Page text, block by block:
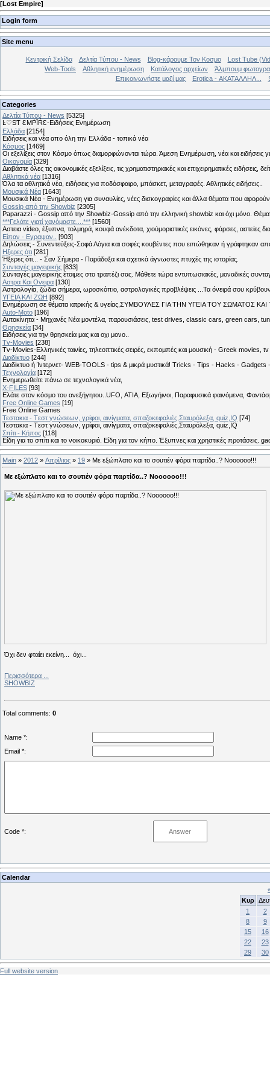
[Lost Empire]
Login form
Site menu
Κεντρική Σελίδα Δελτία Τύπου - News Blog-κάρουμε Τον Κοσμο
Lost Tube
Web-Tools
Αθλητική ενημέρωση Κατάλογος αρχείων
Άλμπουμ
Επικοινωνήστε μαζί μας
Erotica - ΑΚΑΤΑΛΛΗΛ...
Categories
Δελτία Τύπου - News [5325]
Ŀ♡SƬ ƐMṖĪŔƐ-Ειδήσεις Ενημέρωση
Ελλάδα [2154]
Ειδήσεις και νέα απο όλη την Ελλάδα - τοπικά νέα
Κόσμος [1469]
Οι εξελίξεις στον Κόσμο όπως διαμορφώνονται τώρα. Άμεση Ενημέρωση, νέα και
Οικονομία [329]
Διαβάστε όλες τις οικονομικές εξελίξεις, τις χρηματιστηριακές και επιχειρηματικές ειδήσεις,
Αθλητικά νέα [1316]
Όλα τα αθλητικά νέα, ειδήσεις για ποδόσφαιρο, μπάσκετ, μεταγραφές. Αθλητικές ειδήσεις..
Μουσικά Νέα [1643]
Μουσικά Νέα - Ενημέρωση για συναυλίες, νέες δισκογραφίες και άλλα θέματα που
Gossip από την Showbiz [2305]
Paparazzi - Gossip από την Showbiz-Gossip από την ελληνική showbiz και όχι μόνο.
***Γελάτε γιατί χανόμαστε....*** [1560]
Αστεια video, έξυπνα, τολμηρά, κουφά ανέκδοτα, χιούμοριστικές εικόνες, φάρσες, αστείες
Είπαν - Εγραψαν..
[903]
Δηλώσεις - Συνεντεύξεις-Σοφά Λόγια και σοφές κουβέντες που ειπώθηκαν ή
Hξερες ότι [281]
Ήξερες ότι... - Σαν Σήμερα - Παράδοξα και σχετικά άγνωστες πτυχές της ιστορίας.
Συνταγές μαγειρικής [833]
Συνταγές μαγειρικής έτοιμες στο τραπέζι σας. Μάθετε τώρα εντυπωσιακές, μοναδικές
Αστρα Και Ονειρα [130]
Αστρολογία, ζώδια σήμερα, ωροσκόπιο, αστρολογικές προβλέψεις ...Τα όνειρά σου
ΥΓΕΙΑ ΚΑΙ ΖΩΗ [892]
Eνημέρωση σε θέματα ιατρικής & υγείας,ΣΥΜΒΟΥΛΕΣ ΓΙΑ ΤΗΝ ΥΓΕΙΑ ΤΟΥ ΣΩΜΑΤΟΣ
Auto-Moto [196]
Αυτοκίνητα - Μηχανές Νέα μοντέλα, παρουσιάσεις, test drives, classic cars, green cars,
Θρησκεία [34]
Ειδήσεις για την θρησκεία μας και οχι μονο..
Tv-Movies [238]
Tv-Movies-Ελληνικές ταινίες, τηλεοπτικές σειρές, εκπομπές και μουσική - Greek movies,
Διαδίκτυο [244]
Διαδίκτυο ή Ίντερνετ- WEB-TOOLS - tips & μικρά μυστικά! Tricks - Tips - Hacks - Gadgets
Τεχνολογία [172]
Ενημερωθείτε πάνω σε τεχνολογικά νέα,
X-FILES [93]
Ελάτε στον κόσμο του ανεξήγητου..UFO, ΑΤΙΑ, Εξωγήινοι, Παραφυσικά φαινόμενα,
Free Online Games [19]
Free Online Games
Τεστακια - Tεστ γνώσεων, γρίφοι, αινίγματα, σπαζοκεφαλιές,Σταυρόλεξα, quiz,IQ [74]
Τεστακια - Tεστ γνώσεων, γρίφοι, αινίγματα, σπαζοκεφαλιές,Σταυρόλεξα, quiz,IQ
Σπίτι - Κήπος [118]
Είδη για το σπίτι και το νοικοκυριό. Είδη για τον κήπο. Έξυπνες και χρηστικές προτάσεις.
Main » 2012 » Απρίλιος » 19 » Με εξώπλατο και το σουτιέν φόρα παρτίδα..? Noooooo!!!
Με εξώπλατο και το σουτιέν φόρα παρτίδα..? Noooooo!!!
Όχι δεν φταίει εκείνη... όχι...
Περισσότερα ...
SHOWBIZ
Total comments: 0
Name *:
Email *:
Code *:
Calendar
Κυρ
1
2
8
9
15
16
22
23
29
30
Full website version